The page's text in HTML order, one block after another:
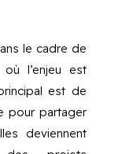
le cadre de
l’enjeu est
est de
pour partager
deviennent